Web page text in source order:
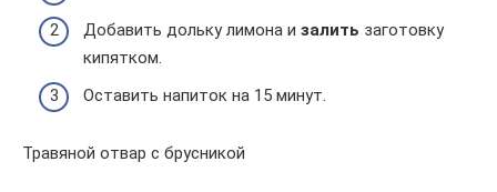
Добавить дольку лимона и залить заготовку
кипятком.
Оставить напиток на 15 минут.
Травяной отвар с брусникой